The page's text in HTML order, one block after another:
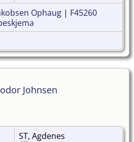
Ophaug | F45260
Johnsen
ST, Agdenes